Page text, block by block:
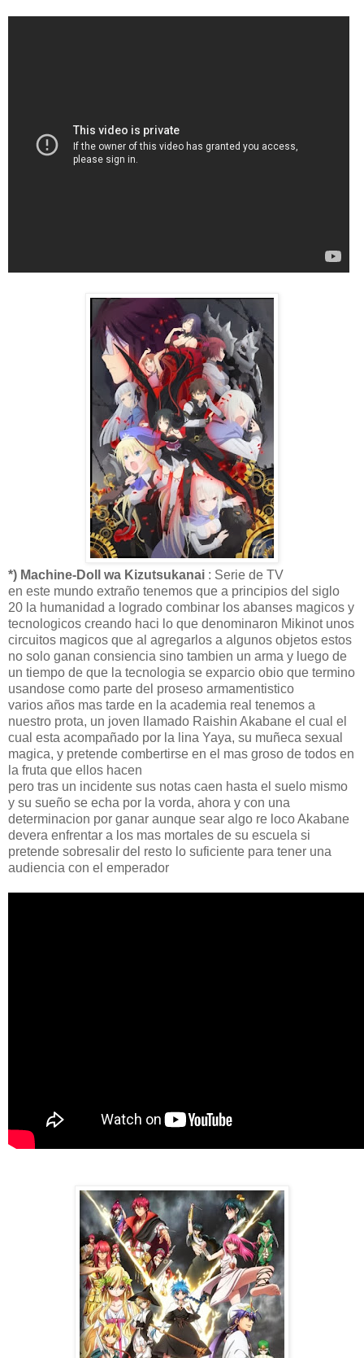
*) Machine-Doll wa Kizutsukanai : Serie de TV
en este mundo extraño tenemos que a principios del siglo
20 la humanidad a logrado combinar los abanses magicos y
tecnologicos creando haci lo que denominaron Mikinot unos
circuitos magicos que al agregarlos a algunos objetos estos
no solo ganan consiencia sino tambien un arma y luego de
un tiempo de que la tecnologia se exparcio obio que termino
usandose como parte del proseso armamentistico
varios años mas tarde en la academia real tenemos a
nuestro prota, un joven llamado Raishin Akabane el cual el
cual esta acompañado por la lina Yaya, su muñeca sexual
magica, y pretende combertirse en el mas groso de todos en
la fruta que ellos hacen
pero tras un incidente sus notas caen hasta el suelo mismo
y su sueño se echa por la vorda, ahora y con una
determinacion por ganar aunque sear algo re loco Akabane
devera enfrentar a los mas mortales de su escuela si
pretende sobresalir del resto lo suficiente para tener una
audiencia con el emperador